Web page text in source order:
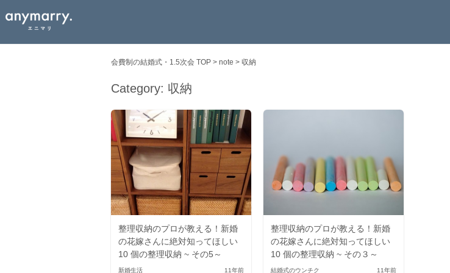
会費制の結婚式・1.5次会 TOP > note > 収納
Category: 収納
整理収納のプロが教える！新婚
の花嫁さんに絶対知ってほしい
10 個の整理収納 ~ その5～
新婚生活 11年前
整理収納のプロが教える！新婚
の花嫁さんに絶対知ってほしい
10 個の整理収納 ~ その３～
結婚式のウンチク 11年前